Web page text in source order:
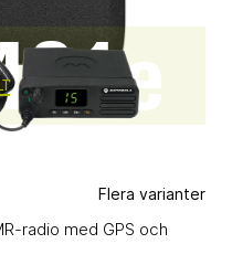
Flera varianter
radio med GPS och